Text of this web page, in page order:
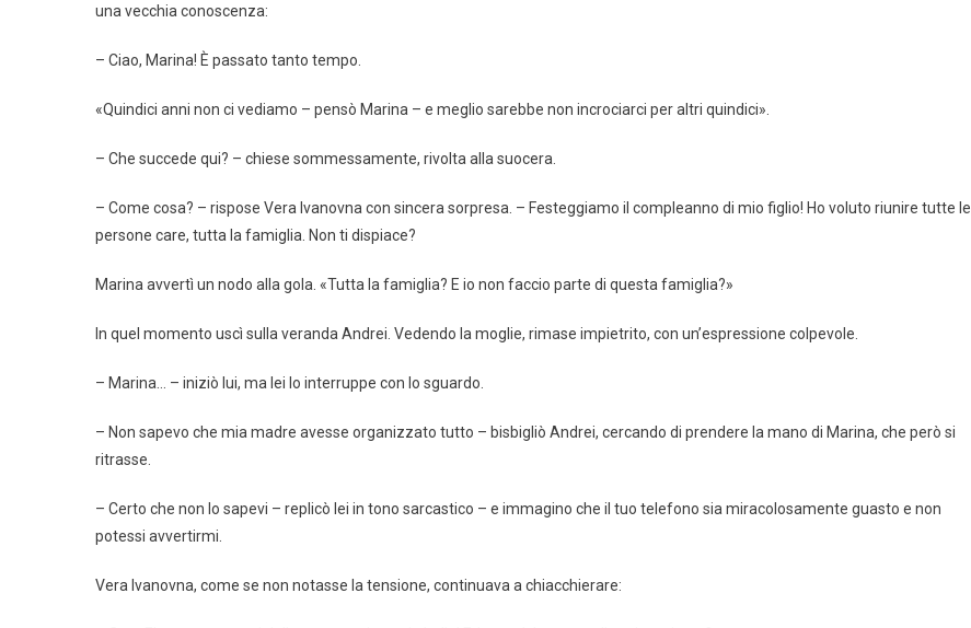
una vecchia conoscenza:
– Ciao, Marina! È passato tanto tempo.
«Quindici anni non ci vediamo – pensò Marina – e meglio sarebbe non incrociarci per altri quindici».
– Che succede qui? – chiese sommessamente, rivolta alla suocera.
– Come cosa? – rispose Vera Ivanovna con sincera sorpresa. – Festeggiamo il compleanno di mio figlio! Ho voluto riunire tutte le
persone care, tutta la famiglia. Non ti dispiace?
Marina avvertì un nodo alla gola. «Tutta la famiglia? E io non faccio parte di questa famiglia?»
In quel momento uscì sulla veranda Andrei. Vedendo la moglie, rimase impietrito, con un’espressione colpevole.
– Marina… – iniziò lui, ma lei lo interruppe con lo sguardo.
– Non sapevo che mia madre avesse organizzato tutto – bisbigliò Andrei, cercando di prendere la mano di Marina, che però si
ritrasse.
– Certo che non lo sapevi – replicò lei in tono sarcastico – e immagino che il tuo telefono sia miracolosamente guasto e non
potessi avvertirmi.
Vera Ivanovna, come se non notasse la tensione, continuava a chiacchierare: